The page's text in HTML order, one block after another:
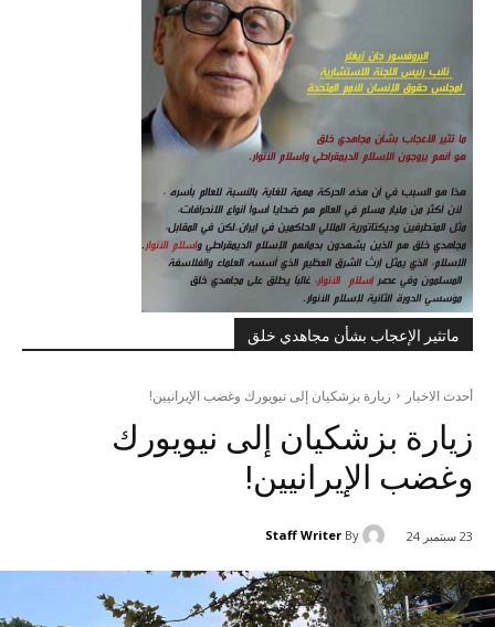
ماتثير الإعجاب بشأن مجاهدي خلق
أحدث الاخبار زيارة بزشكيان إلى نيويورك وغضب الإيرانيين!
زيارة بزشكيان إلى نيويورك
وغضب الإيرانيين!
23 سبتمبر 24 By
Staff Writer